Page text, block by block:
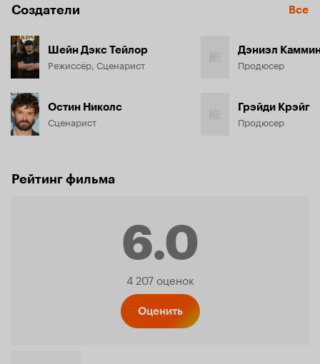
Создатели Все
Шейн Дэкс Тейлор
Режиссёр, Сценарист
Остин Николс
Сценарист
Дэниэл
Продюсер
Грэйди Крэйг
Продюсер
Рейтинг фильма
6.0
Рейтинг
4 207 оценок
Оценить